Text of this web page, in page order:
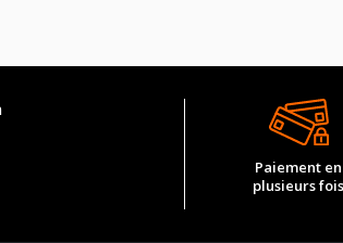
Paiement en
plusieurs fois